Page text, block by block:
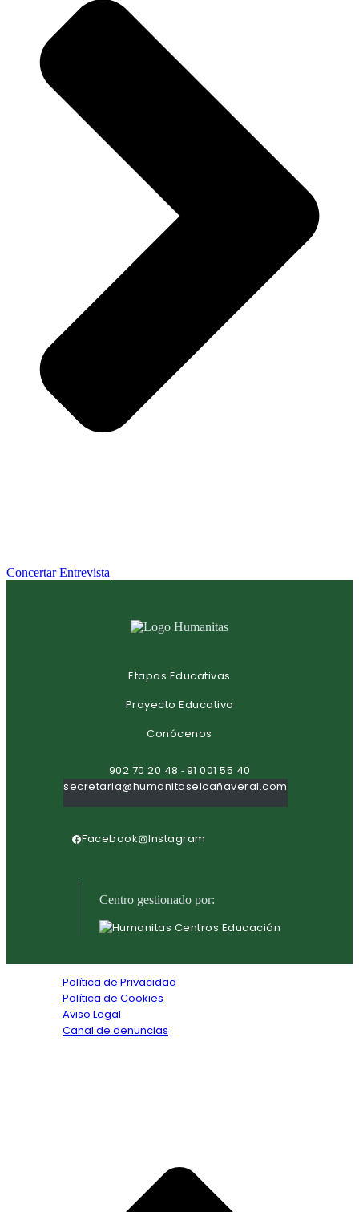
Concertar Entrevista
Etapas Educativas
Proyecto Educativo
Conócenos
902 70 20 48 - 91 001 55 40
secretaria@humanitaselcañaveral.com
Facebook Instagram
Centro gestionado por:
Política de Privacidad
Política de Cookies
Aviso Legal
Canal de denuncias